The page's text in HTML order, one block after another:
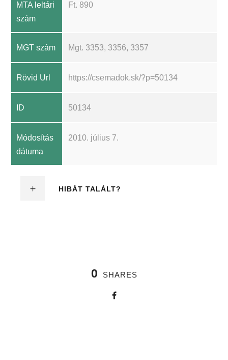
MTA leltári
szám
Ft. 890
MGT szám Mgt. 3353, 3356, 3357
Rövid Url https://csemadok.sk/?p=50134
ID 50134
Módosítás
dátuma
2010. július 7.
HIBÁT TALÁLT?
0 SHARES